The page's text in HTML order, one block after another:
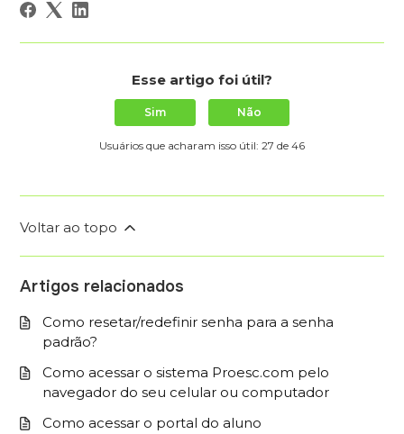
Esse artigo foi útil?
Sim Não
Usuários que acharam isso útil: 27 de 46
Voltar ao topo
Artigos relacionados
Como resetar/redefinir senha para a senha
padrão?
Como acessar o sistema Proesc.com pelo
navegador do seu celular ou computador
Como acessar o portal do aluno